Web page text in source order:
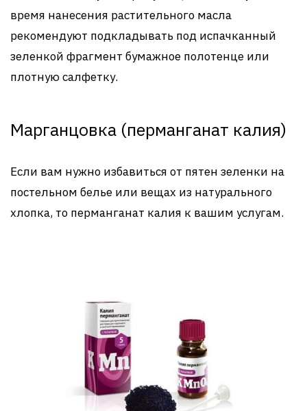
время нанесения растительного масла
рекомендуют подкладывать под испачканный
зеленкой фрагмент бумажное полотенце или
плотную салфетку.
Марганцовка (перманганат калия)
Если вам нужно избавиться от пятен зеленки на
постельном белье или вещах из натурального
хлопка, то перманганат калия к вашим услугам.